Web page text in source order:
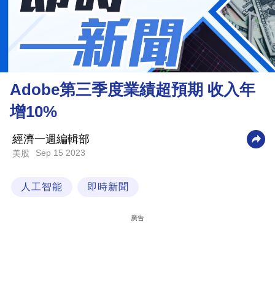
資
樓
市
財
業
科
Adobe第三季度業績超預期 收入年
增10%
經濟一週編輯部
美股 Sep 15 2023
人工智能 即時新聞
廣告